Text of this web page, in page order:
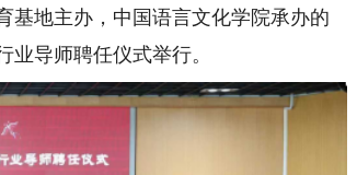
地主办，中国语言文化学院承办的
导师聘任仪式举行。